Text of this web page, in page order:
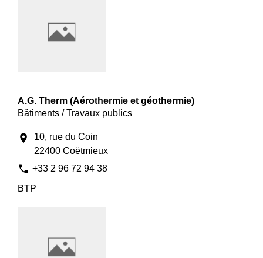
A.G. Therm (Aérothermie et géothermie)
Bâtiments / Travaux publics
location_on
10, rue du Coin
22400 Coëtmieux
phone +33 2 96 72 94 38
BTP